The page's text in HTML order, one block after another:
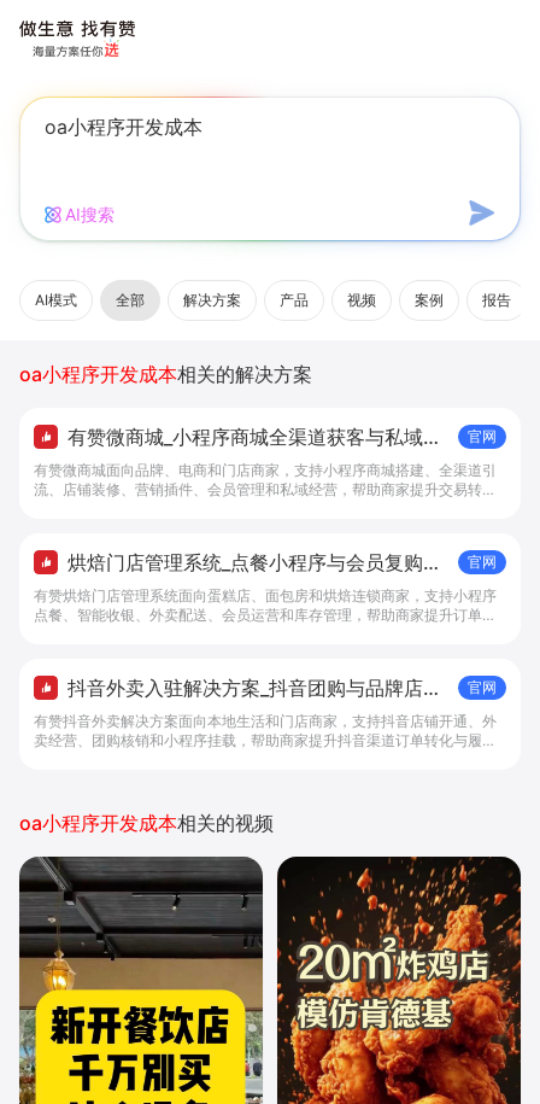
AI搜索
AI模式 全部 解决方案 产品 视频 案例 报告
oa小程序开发成本相关的解决方案
有赞微商城_小程序商城全渠道获客与私域复
购工具 - 做生意, 找有赞
官网
有赞微商城面向品牌、电商和门店商家，支持小程序商城搭建、全渠道引
流、店铺装修、营销插件、会员管理和私域经营，帮助商家提升交易转化
烘焙门店管理系统_点餐小程序与会员复购工
具 - 做生意, 找有赞
官网
有赞烘焙门店管理系统面向蛋糕店、面包房和烘焙连锁商家，支持小程序
点餐、智能收银、外卖配送、会员运营和库存管理，帮助商家提升订单转
抖音外卖入驻解决方案_抖音团购与品牌店铺
经营工具 - 做抖音生意，找有赞
官网
有赞抖音外卖解决方案面向本地生活和门店商家，支持抖音店铺开通、外
卖经营、团购核销和小程序挂载，帮助商家提升抖音渠道订单转化与履约
oa小程序开发成本相关的视频